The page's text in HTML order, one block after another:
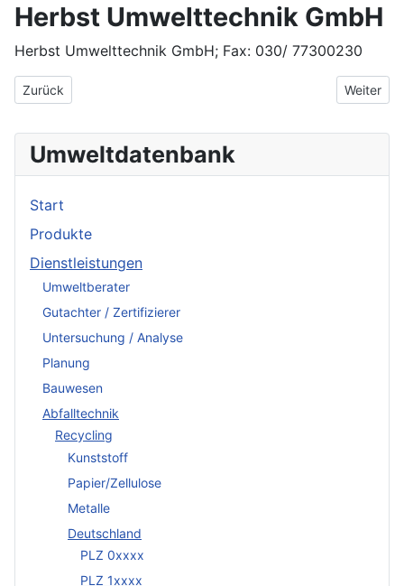
Herbst Umwelttechnik GmbH
Herbst Umwelttechnik GmbH; Fax: 030/ 77300230
Vorheriger Beitrag: Heraeus Sensor-Nite GmbH
Zurück Nächster
Weiter
Umweltdatenbank
Start
Produkte
Dienstleistungen
Umweltberater
Gutachter / Zertifizierer
Untersuchung / Analyse
Planung
Bauwesen
Abfalltechnik
Recycling
Kunststoff
Papier/Zellulose
Metalle
Deutschland
PLZ 0xxxx
PLZ 1xxxx